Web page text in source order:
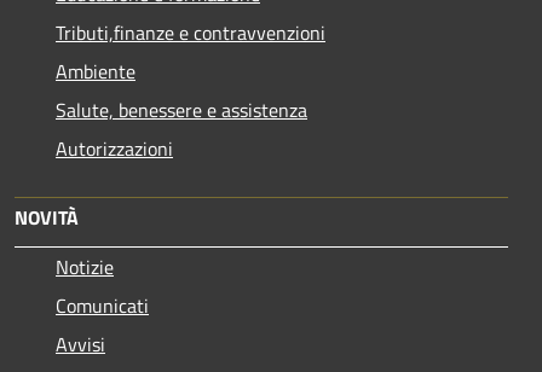
Tributi,finanze e contravvenzioni
Ambiente
Salute, benessere e assistenza
Autorizzazioni
NOVITÀ
Notizie
Comunicati
Avvisi